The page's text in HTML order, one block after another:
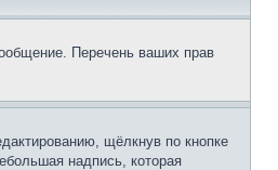
Перечень ваших прав
щёлкнув по кнопке
надпись, которая